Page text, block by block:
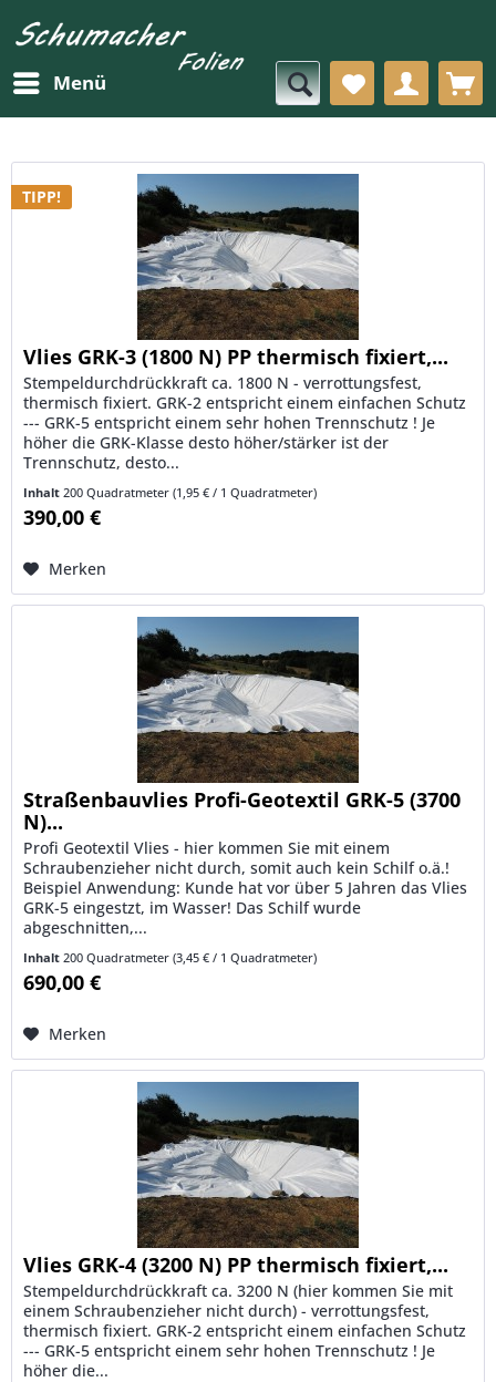
Menü
TIPP!
Vlies GRK-3 (1800 N) PP thermisch fixiert,...
Stempeldurchdrückkraft ca. 1800 N - verrottungsfest,
thermisch fixiert. GRK-2 entspricht einem einfachen Schutz
--- GRK-5 entspricht einem sehr hohen Trennschutz ! Je
höher die GRK-Klasse desto höher/stärker ist der
Trennschutz, desto...
Inhalt200 Quadratmeter(1,95 € / 1 Quadratmeter)
390,00 €
Merken
Straßenbauvlies Profi-Geotextil GRK-5 (3700
N)...
Profi Geotextil Vlies - hier kommen Sie mit einem
Schraubenzieher nicht durch, somit auch kein Schilf o.ä.!
Beispiel Anwendung: Kunde hat vor über 5 Jahren das Vlies
GRK-5 eingestzt, im Wasser! Das Schilf wurde
abgeschnitten,...
Inhalt 200 Quadratmeter(3,45 € / 1 Quadratmeter)
690,00 €
Merken
Vlies GRK-4 (3200 N) PP thermisch fixiert,...
Stempeldurchdrückkraft ca. 3200 N (hier kommen Sie mit
einem Schraubenzieher nicht durch) - verrottungsfest,
thermisch fixiert. GRK-2 entspricht einem einfachen Schutz
--- GRK-5 entspricht einem sehr hohen Trennschutz ! Je
höher die...